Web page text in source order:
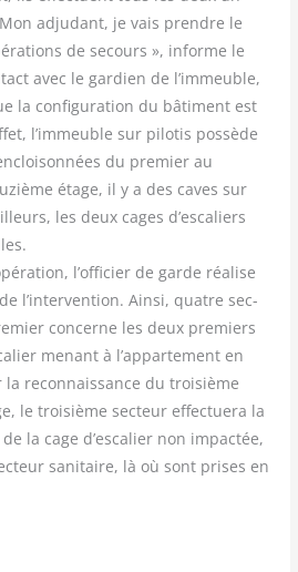
adju­dant, je vais prendre le
de secours », informe le
avec le gar­dien de l’immeuble,
la confi­gu­ra­tion du bâti­ment est
l’immeuble sur pilo­tis pos­sède
du pre­mier au
étage, il y a des caves sur
les deux cages d’escaliers
l’officier de garde réa­lise
l’intervention. Ain­si, quatre sec­
concerne les deux pre­miers
menant à l’appartement en
recon­nais­sance du troi­sième
le troi­sième sec­teur effec­tue­ra la
la cage d’escalier non impac­tée,
sani­taire, là où sont prises en